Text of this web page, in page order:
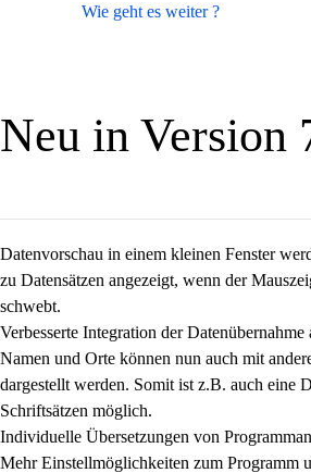
Wie geht es weiter ?
Neu in Version
Datenvorschau in einem kleinen Fenster
zu Datensätzen angezeigt, wenn der
schwebt.
Verbesserte Integration der Datenübernahme
Namen und Orte können nun auch mit
dargestellt werden. Somit ist z.B. auch eine
Schriftsätzen möglich.
Individuelle Übersetzungen von
Mehr Einstellmöglichkeiten zum Programm